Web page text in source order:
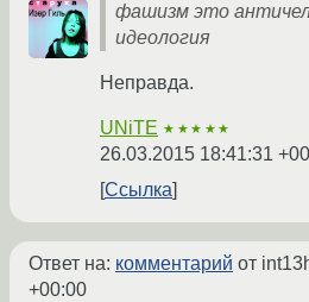
фашизм это
идеология
Неправда.
UNiTE ★★★★★
26.03.2015 18:41:31
Ссылка
Ответ на: комментарий от
+00:00